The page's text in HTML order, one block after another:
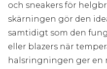
och sneakers för
skärningen gör den
samtidigt som den
eller blazers när
halsringningen ger en